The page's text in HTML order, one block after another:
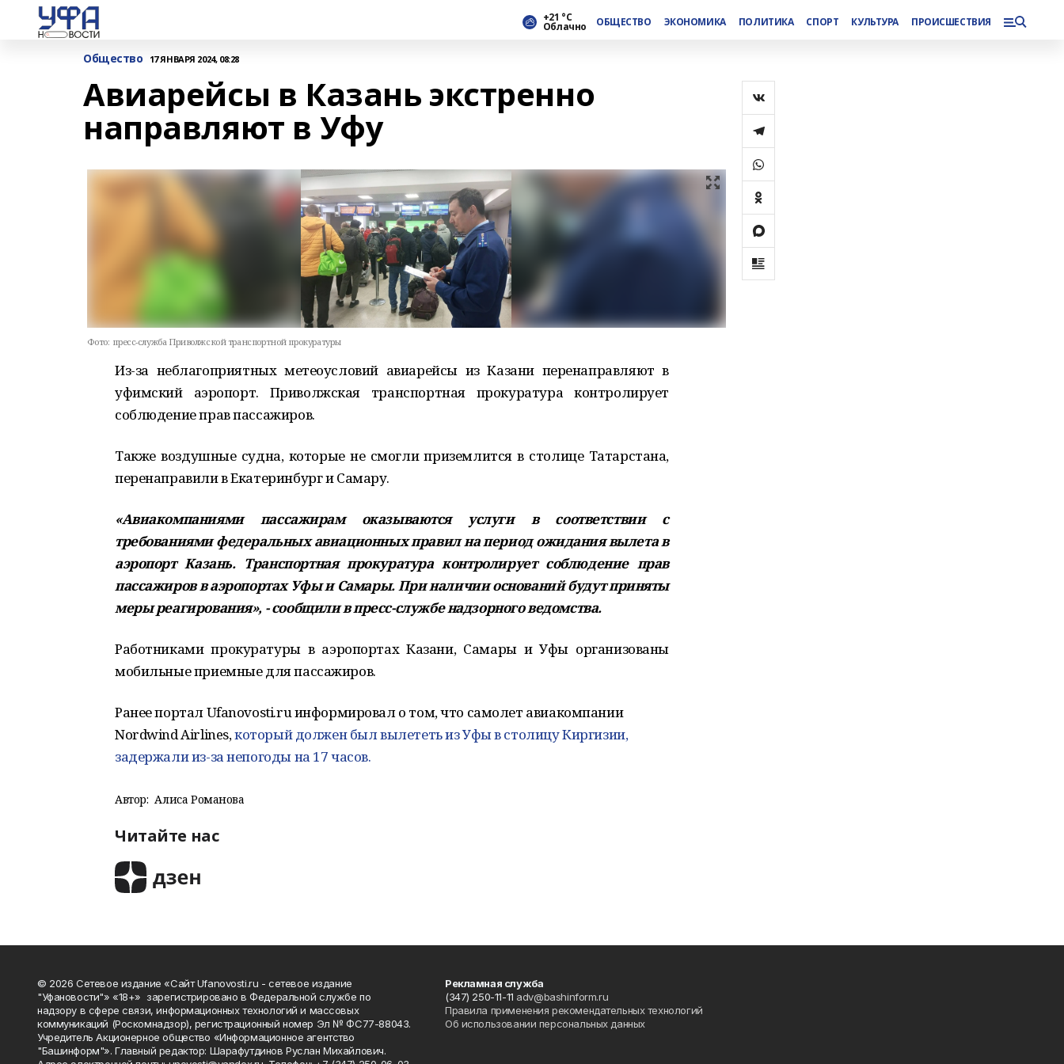
+21 °С
Облачно ОБЩЕСТВО ЭКОНОМИКА ПОЛИТИКА СПОРТ КУЛЬТУРА ПРОИСШЕСТВИЯ
Общество 17 ЯНВАРЯ 2024, 08:28
Авиарейсы в Казань экстренно
направляют в Уфу
Фото: пресс-служба Приволжской транспортной прокуратуры
Из-за неблагоприятных метеоусловий авиарейсы из Казани перенаправляют в
уфимский аэропорт. Приволжская транспортная прокуратура контролирует
соблюдение прав пассажиров.
Также воздушные судна, которые не смогли приземлится в столице Татарстана,
перенаправили в Екатеринбург и Самару.
«Авиакомпаниями пассажирам оказываются услуги в соответствии с
требованиями федеральных авиационных правил на период ожидания вылета в
аэропорт Казань. Транспортная прокуратура контролирует соблюдение прав
пассажиров в аэропортах Уфы и Самары. При наличии оснований будут приняты
меры реагирования», - сообщили в пресс-службе надзорного ведомства.
Работниками прокуратуры в аэропортах Казани, Самары и Уфы организованы
мобильные приемные для пассажиров.
Ранее портал Ufanovosti.ru информировал о том, что самолет авиакомпании
Nordwind Airlines,который должен был вылететь из Уфы в столицу Киргизии,
задержали из-за непогоды на 17 часов.
Автор: Алиса Романова
Читайте нас
© 2026 Сетевое издание «Сайт Ufanovosti.ru - сетевое издание
"Уфановости"» «18+» зарегистрировано в Федеральной службе по
надзору в сфере связи, информационных технологий и массовых
коммуникаций (Роскомнадзор), регистрационный номер Эл № ФС77-88043.
Учредитель Акционерное общество «Информационное агентство
"Башинформ"». Главный редактор: Шарафутдинов Руслан Михайлович.
Рекламная служба
(347) 250-11-11 adv@bashinform.ru
Правила применения рекомендательных технологий
Об использовании персональных данных